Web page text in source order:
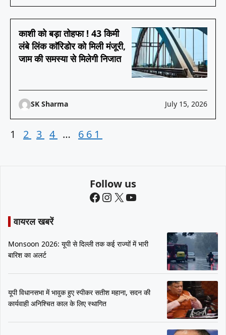
काशी को बड़ा तोहफा ! 43 किमी
लंबे लिंक काॅरिडोर को मिली मंजूरी,
जाम की समस्या से मिलेगी निजात
SK Sharma July 15, 2026
1 2 3 4 … 661
Follow us
Facebook
Instagram
X YouTube
वायरल खबरें
Monsoon 2026: यूपी से दिल्ली तक कई राज्यों में भारी
बारिश का अलर्ट
यूपी विधानसभा में भावुक हुए स्पीकर सतीश महाना, सदन की
कार्यवाही अनिश्चित काल के लिए स्थागित